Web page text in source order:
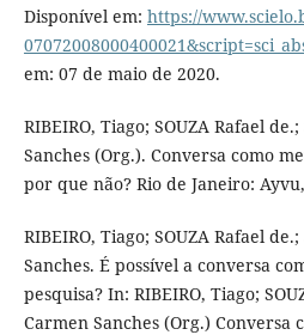
Disponível em: https://
em: 07 de maio de 2020.
RIBEIRO, Tiago; SOUZA Rafael
Sanches (Org.). Conversa como
por que não? Rio de Janeiro:
RIBEIRO, Tiago; SOUZA Rafael
Sanches. É possível a conversa
pesquisa? In: RIBEIRO, Tiago;
Carmen Sanches (Org.) Conversa